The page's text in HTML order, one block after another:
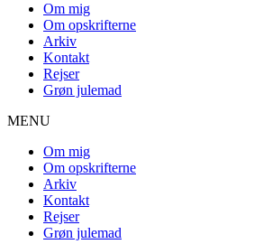
Om mig
Om opskrifterne
Arkiv
Kontakt
Rejser
Grøn julemad
MENU
Om mig
Om opskrifterne
Arkiv
Kontakt
Rejser
Grøn julemad